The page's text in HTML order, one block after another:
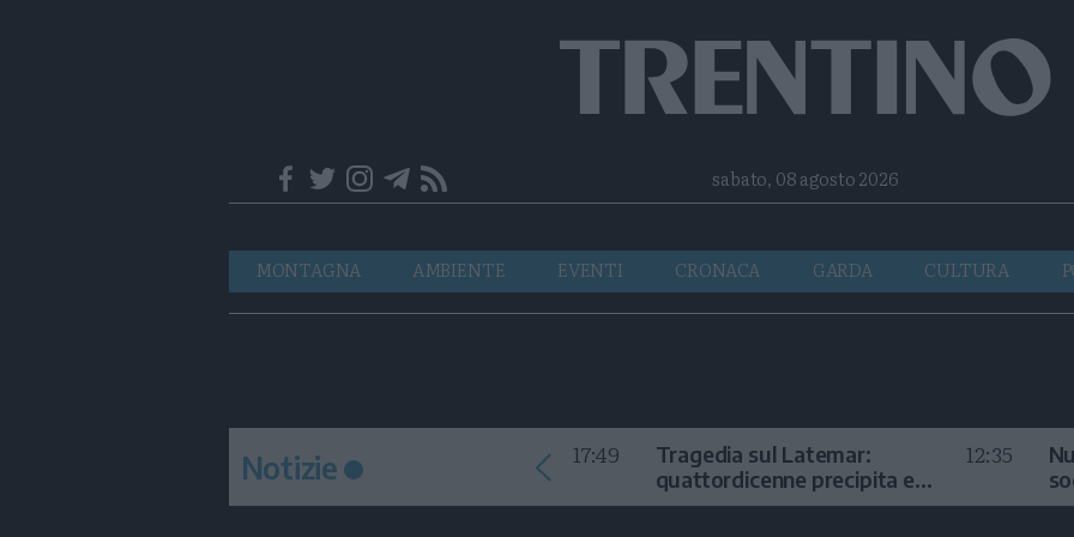
Telegram
RSSsabato, 08 agosto 2026
Navigazione
principale
MONTAGNA AMBIENTE EVENTI CRONACA GARDA CULTURA
Notizie 17:49
Tragedia sul Latemar:
quattordicenne precipita e
muore
12:35